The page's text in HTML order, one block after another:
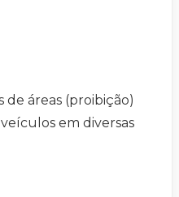
de áreas (proibição)
em diversas